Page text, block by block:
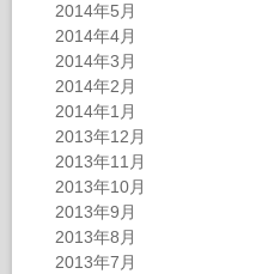
2014年5月
2014年4月
2014年3月
2014年2月
2014年1月
2013年12月
2013年11月
2013年10月
2013年9月
2013年8月
2013年7月